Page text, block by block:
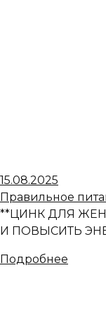
15.08.2025
Правильное
**ЦИНК ДЛЯ
И ПОВЫСИТЬ
Подробнее